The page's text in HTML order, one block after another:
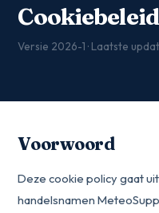
Cookiebeleid
Versie 2026-1 · Laatste
Voorwoord
Deze cookie policy gaat
handelsnamen